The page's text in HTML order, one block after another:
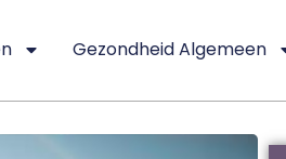
Gezondheid Algemeen